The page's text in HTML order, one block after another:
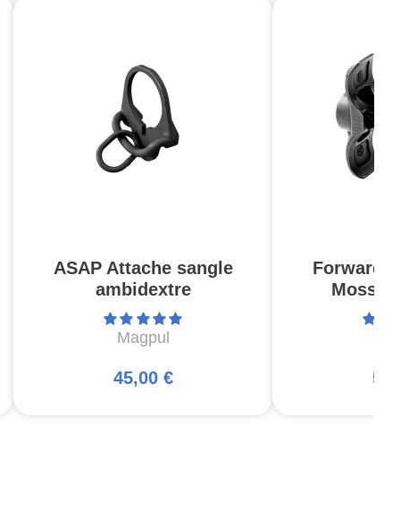
ASAP Attache sangle
ambidextre
Magpul
45,00 €
Forward